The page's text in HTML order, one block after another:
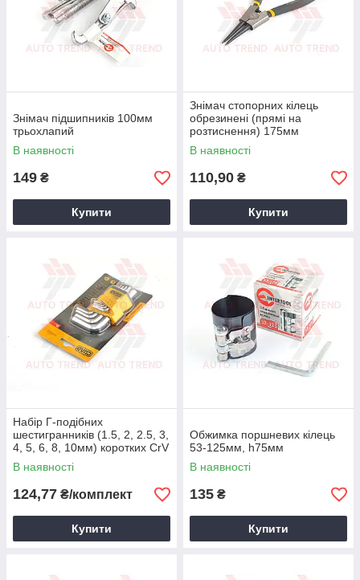
Знімач підшипників 100мм
трьохлапий
В наявності
149 ₴
Купити
Знімач стопорних кілець
обрезинені (прямі на
розтиснення) 175мм
В наявності
110,90 ₴
Купити
Набір Г-подібних
шестигранників (1.5, 2, 2.5, 3,
4, 5, 6, 8, 10мм) коротких CrV
9 шт.
В наявності
124,77 ₴/комплект
Купити
Обжимка поршневих кілець
53-125мм, h75мм
В наявності
135 ₴
Купити